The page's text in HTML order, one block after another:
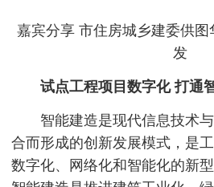
嘉宾分享 市住房城乡建委供
发
试点工程项目数字化 打通
智能建造是现代信息技术
合而形成的创新发展模式，是
数字化、网络化和智能化的新